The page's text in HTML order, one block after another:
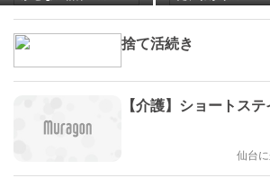
香り」
捨て活続き
【介護】ショートステ
仙台